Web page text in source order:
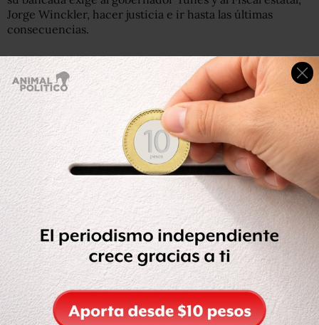
Jorge Winckler, hacer justicia e ir hasta las últimas
consecuencias.
“Por eso hoy quiero decirles, a todas y a todos, que
tenemos que acabar con la impunidad que ha
prevalecido en este gobierno. No puede ser posible que
estando en un tercer nivel haciendo ejercicio, a una
cuadra del Palacio Municipal haya llegado quien ultimó la
vida de Valeria, con nueve balazos y que haya salido por la
puerta en sentido contrario y no haya habido una sola
autoridad que pudo haberlo detenido”, dijo.
La priista Anilú Ingram Vallines condenó el homicidio de
Cruz Medel y resaltó el incremento en la entidad del 11
por ciento en los homicidios dolosos, por lo que respaldó
el exhorto para que la PGR ejerza su facultad de atracción
del caso.
La panista Mariana García Rojas defendió las
investigaciones del gobierno estatal.